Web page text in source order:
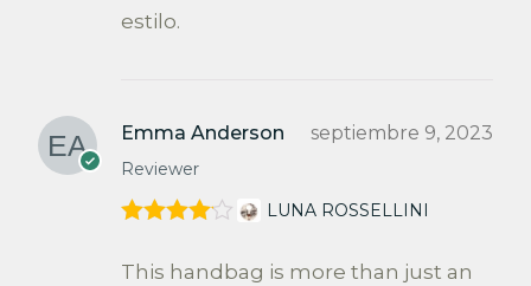
estilo.
Emma Anderson
Reviewer
septiembre 9, 2023
en
4 de 5
LUNA ROSSELLINI
This handbag is more than just an